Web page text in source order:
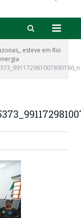
esteve em Rio